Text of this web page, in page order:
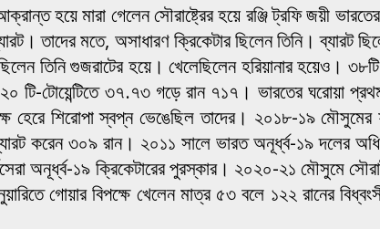
হয়ে মারা গেলেন সৌরাষ্ট্রের হয়ে রঞ্জি ট্রফি জয়ী
তাদের মতে, অসাধারণ ক্রিকেটার ছিলেন তিনি। ব্যারট
তিনি গুজরাটের হয়ে। খেলেছিলেন হরিয়ানার হয়েও।
টোয়েন্টিতে ৩৭.৭৩ গড়ে রান ৭১৭। ভারতের ঘরোয়া প্রথম
শিরোপা স্বপ্ন ভেঙেছিল তাদের। ২০১৮-১৯ মৌসুমের
করেন ৩০৯ রান। ২০১১ সালে ভারত অনূর্ধ্ব-১৯ দলের
অনূর্ধ্ব-১৯ ক্রিকেটারের পুরস্কার। ২০২০-২১ মৌসুমে
গোয়ার বিপক্ষে খেলেন মাত্র ৫৩ বলে ১২২ রানের